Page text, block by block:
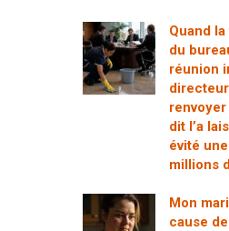
Quand
du
réunion
renvoyer
dit l’a
évité
millions
Mon
cause